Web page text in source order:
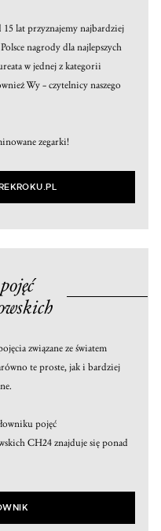
15 lat przyznajemy najbardziej
nagrody dla najlepszych
w jednej z kategorii
Wy – czytelnicy naszego
zegarki!
związane ze światem
te proste, jak i bardziej
pojęć
CH24 znajduje się ponad